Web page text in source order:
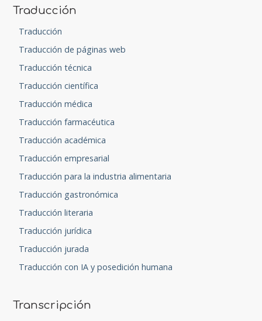
Traducción
Traducción
Traducción de páginas web
Traducción técnica
Traducción científica
Traducción médica
Traducción farmacéutica
Traducción académica
Traducción empresarial
Traducción para la industria alimentaria
Traducción gastronómica
Traducción literaria
Traducción jurídica
Traducción jurada
Traducción con IA y posedición humana
Transcripción